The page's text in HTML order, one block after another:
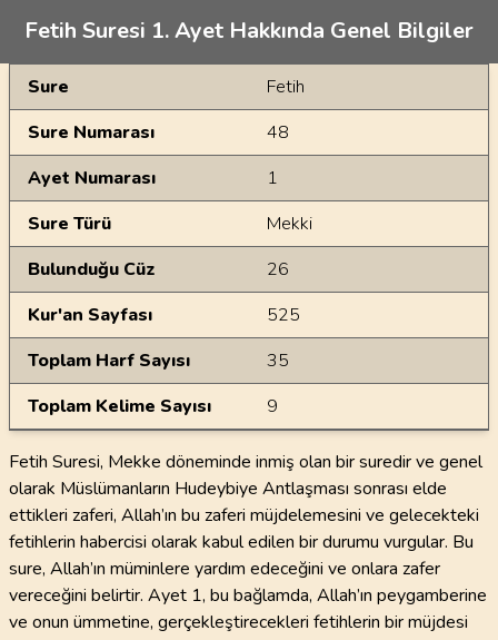
Fetih Suresi 1. Ayet Hakkında Genel Bilgiler
Genel Bilgiler
Sure
Fetih
Sure Numarası
48
Ayet Numarası
1
Sure Türü
Mekki
Bulunduğu Cüz
26
Kur'an Sayfası
525
Toplam Harf Sayısı
35
Toplam Kelime Sayısı
9
Fetih Suresi, Mekke döneminde inmiş olan bir suredir ve genel
olarak Müslümanların Hudeybiye Antlaşması sonrası elde
ettikleri zaferi, Allah’ın bu zaferi müjdelemesini ve gelecekteki
fetihlerin habercisi olarak kabul edilen bir durumu vurgular. Bu
sure, Allah’ın müminlere yardım edeceğini ve onlara zafer
vereceğini belirtir. Ayet 1, bu bağlamda, Allah’ın peygamberine
ve onun ümmetine, gerçekleştirecekleri fetihlerin bir müjdesi